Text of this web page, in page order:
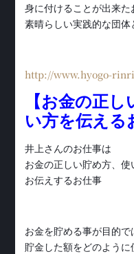
身に付けることが出来
素晴らしい実践的な団体
http://www.hyogo-
【お金の正
い方を伝える
井上さんのお仕事は
お金の正しい貯め方、使
お伝えするお仕事
お金を貯める事が目的で
貯金した額をどのように